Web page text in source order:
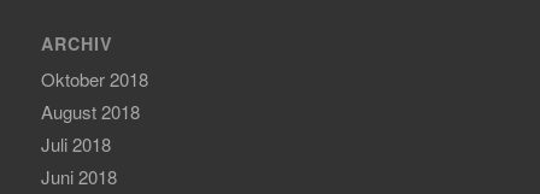
ARCHIV
Oktober 2018
August 2018
Juli 2018
Juni 2018